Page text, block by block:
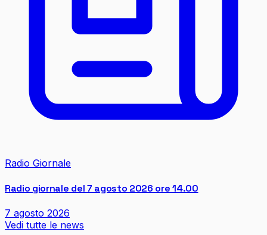
Radio Giornale
Radio giornale del 7 agosto 2026 ore 14.00
7 agosto 2026
Vedi tutte le news